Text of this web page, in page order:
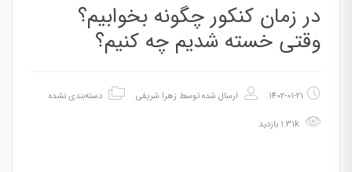
در زمان کنکور چگونه بخوابیم؟
وقتی خسته شدیم چه کنیم؟
1402-01-21 ارسال شده توسط زهرا شریفی دسته‌بندی نشده